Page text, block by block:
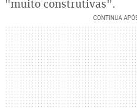
"muito construtivas".